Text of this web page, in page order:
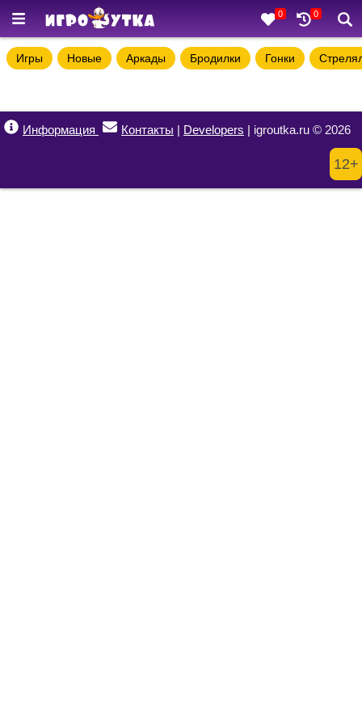
0 0
Игры Новые Аркады Бродилки Гонки
Информация Контакты | Developers | igroutka.ru © 2026
12+